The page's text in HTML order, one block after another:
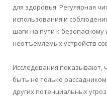
для здоровья. Регулярная
использования и
шаги на пути к
неотъемлемых устройств
Исследования показывают,
быть не только
других потенциальных